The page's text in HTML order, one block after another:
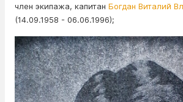
член экипажа, капитан Богдан Виталий
(14.09.1958 - 06.06.1996);